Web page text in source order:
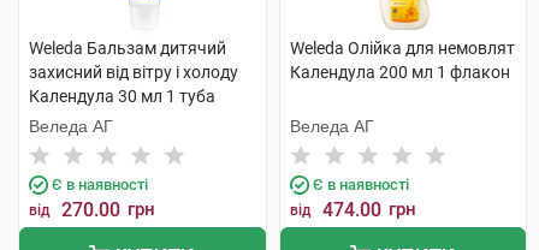
Weleda Бальзам дитячий
захисний від вітру і холоду
Календула 30 мл 1 туба
Веледа АГ
Є в наявності
від 270.00 грн
Weleda Олійка для немовлят
Календула 200 мл 1 флакон
Веледа АГ
Є в наявності
від 474.00 грн